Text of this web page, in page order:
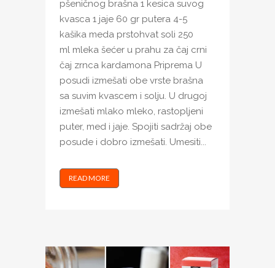
pšeničnog brašna 1 kesica suvog
kvasca 1 jaje 60 gr putera 4-5
kašika meda prstohvat soli 250
ml mleka šećer u prahu za čaj crni
čaj zrnca kardamona Priprema U
posudi izmešati obe vrste brašna
sa suvim kvascem i solju. U drugoj
izmešati mlako mleko, rastopljeni
puter, med i jaje. Spojiti sadržaj obe
posude i dobro izmešati. Umesiti...
READ MORE